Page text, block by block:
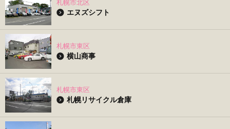
札幌市北区
エヌズシフト
札幌市東区
横山商事
札幌市東区
札幌リサイクル倉庫